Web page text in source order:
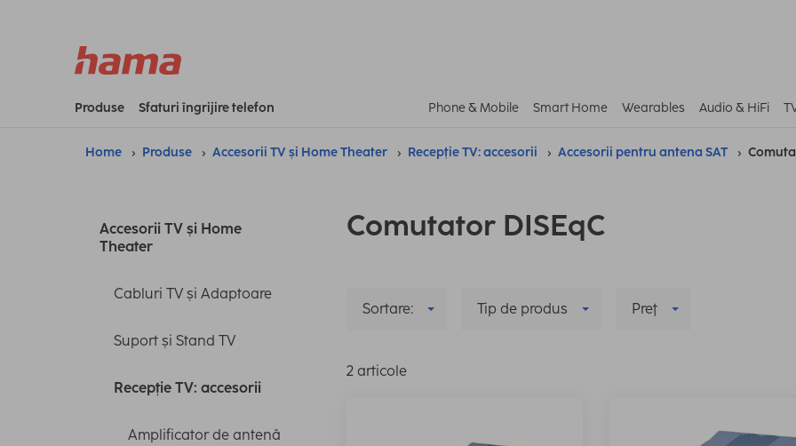
Produse Sfaturi îngrijire telefon Phone & Mobile Smart Home Wearables Audio & HiFi
Home Produse Accesorii TV și Home Theater Recepție TV: accesorii Accesorii pentru antena SAT
Accesorii TV și Home
Theater
Cabluri TV și Adaptoare
Suport și Stand TV
Recepție TV: accesorii
Amplificator de antenă
Comutator DISEqC
Sortare: Tip de produs Preţ
2 articole